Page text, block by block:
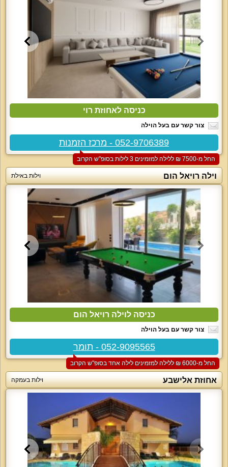
כניסה לאחוזת רוי
צור קשר עם בעל הוילה
052-9706389 - מרכז הזמנות
החל מ-‏7500 ₪ ללילה למזמינים 3 לילות בסופ"ש הקרוב
וילה רויאל הום וילות באילת
כניסה לוילה רויאל הום
צור קשר עם בעל הוילה
052-9095565 - תומר
החל מ-‏6000 ₪ ללילה למזמינים לילה אחד בסופ"ש הקרוב
אחוזת אלישבע וילות בעמקה